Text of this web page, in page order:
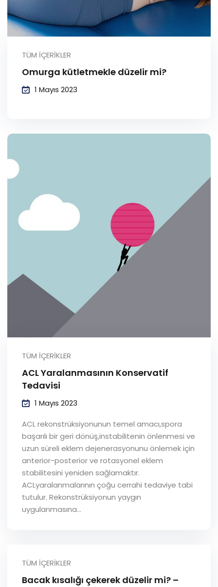
TÜM İÇERIKLER
Omurga kütletmekle düzelir mi?
1 Mayıs 2023
TÜM İÇERIKLER
ACL Yaralanmasının Konservatif
Tedavisi
1 Mayıs 2023
ACL rekonstrüksiyonunun temel amacı,spora
başarılı bir geri dönüş,instabilitenin önlenmesi ve
uzun süreli eklem dejenerasyonunu önlemek için
anterior-posterior ve rotasyonel eklem
stabilitesini yeniden sağlamaktır.
ACLyaralanmalarının çoğu cerrahi tedaviye tabi
tutulur. Rekonstrüksiyonun yaygın
uygulanmasına...
TÜM İÇERIKLER
Bacak kısalığı çekerek düzelir mi? –